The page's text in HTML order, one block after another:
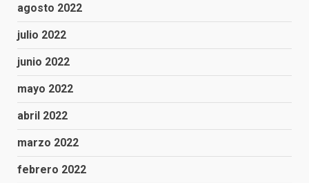
agosto 2022
julio 2022
junio 2022
mayo 2022
abril 2022
marzo 2022
febrero 2022